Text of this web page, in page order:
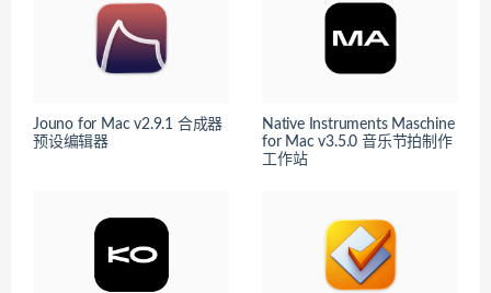
Jouno for Mac v2.9.1 合成器
预设编辑器
Native Instruments Maschine
for Mac v3.5.0 音乐节拍制作
工作站